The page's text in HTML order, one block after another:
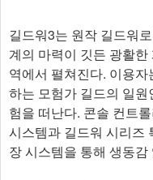
길드워3는 원작 길드워
계의 마력이 깃든 광활
역에서 펼쳐진다. 이용
하는 모험가 길드의 일
험을 떠난다. 콘솔 컨트
시스템과 길드워 시리즈
장 시스템을 통해 생동